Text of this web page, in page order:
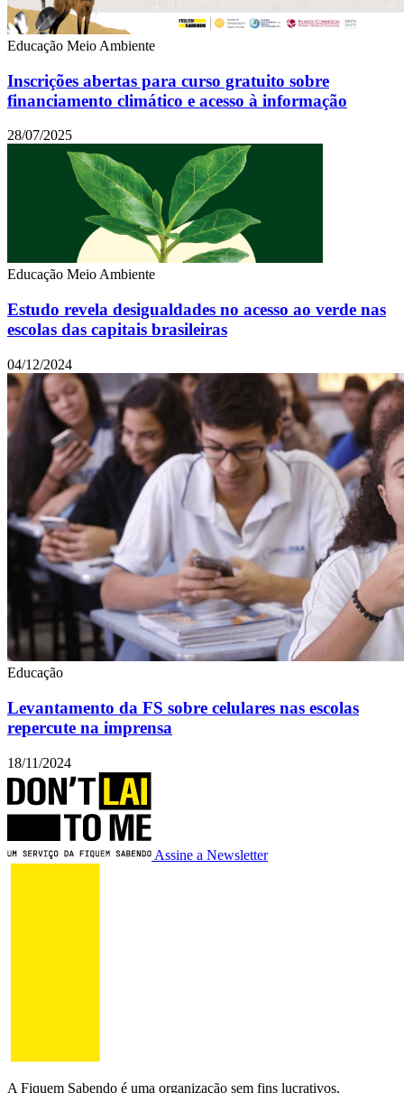
Educação Meio Ambiente
Inscrições abertas para curso gratuito sobre
financiamento climático e acesso à informação
28/07/2025
Educação Meio Ambiente
Estudo revela desigualdades no acesso ao verde nas
escolas das capitais brasileiras
04/12/2024
Educação
Levantamento da FS sobre celulares nas escolas
repercute na imprensa
18/11/2024
Assine a Newsletter
A Fiquem Sabendo é uma organização sem fins lucrativos,